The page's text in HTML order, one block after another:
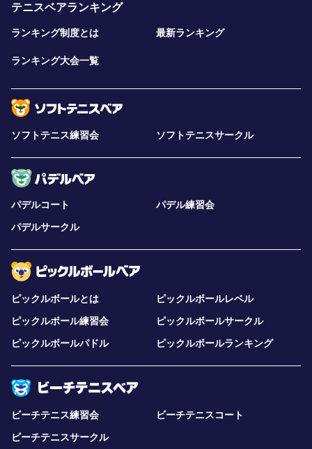
テニスベアランキング
ランキング制度とは 最新ランキング
ランキング大会一覧
ソフトテニス練習会 ソフトテニスサークル
パデルコート
パデル練習会
パデルサークル
ピックルボールとは
ピックルボールレベル
ピックルボール練習会
ピックルボールサークル
ピックルボールパドル
ピックルボールランキング
ビーチテニス練習会
ビーチテニスコート
ビーチテニスサークル